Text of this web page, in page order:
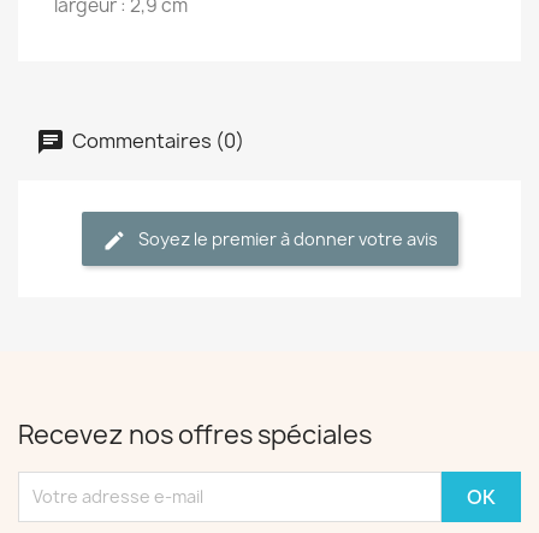
Commentaires (0)
Soyez le premier à donner votre avis
Recevez nos offres spéciales